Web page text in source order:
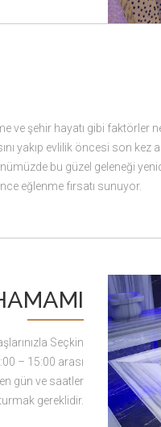
ve şehir hayatı gibi faktörler
yakıp evlilik öncesi son kez
bu güzel geleneği
eğlenme fırsatı sunuyor.
Seçkin
– 15:00 arası
gün ve saatler
gereklidir.